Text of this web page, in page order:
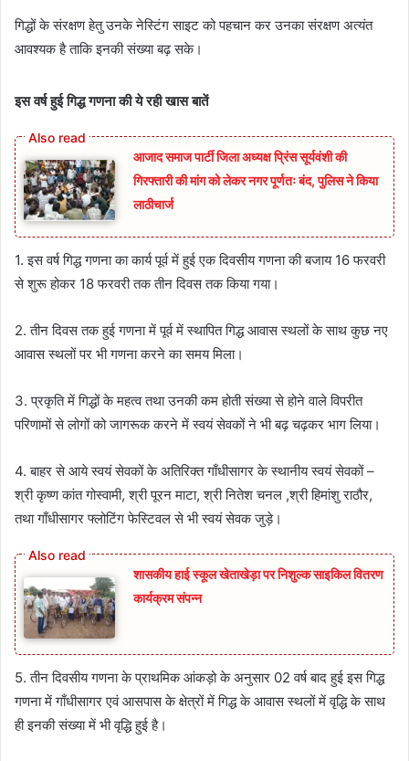
गिद्धों के संरक्षण हेतु उनके नेस्टिंग साइट को पहचान कर उनका संरक्षण अत्यंत
आवश्यक है ताकि इनकी संख्या बढ़ सके।
इस वर्ष हुई गिद्ध गणना की ये रही खास बातें
आजाद समाज पार्टी जिला अध्यक्ष प्रिंस सूर्यवंशी की
गिरफ्तारी की मांग को लेकर नगर पूर्णतः बंद, पुलिस ने किया
लाठीचार्ज
1. इस वर्ष गिद्ध गणना का कार्य पूर्व में हुई एक दिवसीय गणना की बजाय 16 फरवरी
से शुरू होकर 18 फरवरी तक तीन दिवस तक किया गया।
2. तीन दिवस तक हुई गणना में पूर्व में स्थापित गिद्ध आवास स्थलों के साथ कुछ नए
आवास स्थलों पर भी गणना करने का समय मिला।
3. प्रकृति में गिद्धों के महत्व तथा उनकी कम होती संख्या से होने वाले विपरीत
परिणामों से लोगों को जागरूक करने में स्वयं सेवकों ने भी बढ़ चढ़कर भाग लिया।
4. बाहर से आये स्वयं सेवकों के अतिरिक्त गाँधीसागर के स्थानीय स्वयं सेवकों –
श्री कृष्ण कांत गोस्वामी, श्री पूरन माटा, श्री नितेश चनल ,श्री हिमांशु राठौर,
तथा गाँधीसागर फ्लोटिंग फेस्टिवल से भी स्वयं सेवक जुड़े।
शासकीय हाई स्कूल खेताखेड़ा पर निशुल्क साइकिल वितरण
कार्यक्रम संपन्न
5. तीन दिवसीय गणना के प्राथमिक आंकड़ो के अनुसार 02 वर्ष बाद हुई इस गिद्ध
गणना में गाँधीसागर एवं आसपास के क्षेत्रों में गिद्ध के आवास स्थलों में वृद्धि के साथ
ही इनकी संख्या में भी वृद्धि हुई है।